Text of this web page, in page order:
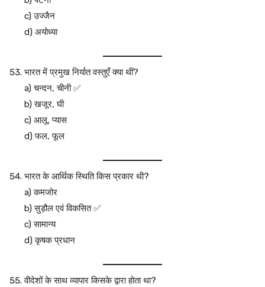
c) उज्जैन
d) अयोध्या
भारत में प्रमुख निर्यात वस्तुएँ क्या थीं?
a) चन्दन, चीनी ✅
b) खजूर, घी
c) आलू, प्यास
d) फल, फूल
भारत के आर्थिक स्थिति किस प्रकार थी?
a) कमजोर
b) सुड़ौल एवं विकसित ✅
c) सामान्य
d) कृषक प्रधान
वीदेशों के साथ व्यापार किसके द्वारा होता था?